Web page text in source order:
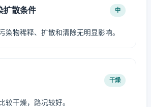
扩散条件 中
染物稀释、扩散和清除无明显影响。
干燥
较干燥，路况较好。